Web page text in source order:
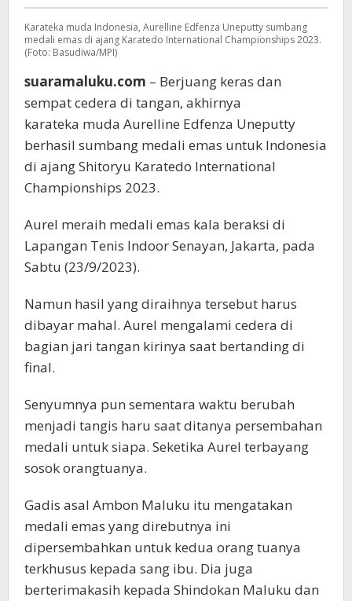
Karateka muda Indonesia, Aurelline Edfenza Uneputty sumbang
medali emas di ajang Karatedo International Championships 2023.
(Foto: Basudiwa/MPI)
suaramaluku.com – Berjuang keras dan
sempat cedera di tangan, akhirnya
karateka muda Aurelline Edfenza Uneputty
berhasil sumbang medali emas untuk Indonesia
di ajang Shitoryu Karatedo International
Championships 2023.
Aurel meraih medali emas kala beraksi di
Lapangan Tenis Indoor Senayan, Jakarta, pada
Sabtu (23/9/2023).
Namun hasil yang diraihnya tersebut harus
dibayar mahal. Aurel mengalami cedera di
bagian jari tangan kirinya saat bertanding di
final.
Senyumnya pun sementara waktu berubah
menjadi tangis haru saat ditanya persembahan
medali untuk siapa. Seketika Aurel terbayang
sosok orangtuanya.
Gadis asal Ambon Maluku itu mengatakan
medali emas yang direbutnya ini
dipersembahkan untuk kedua orang tuanya
terkhusus kepada sang ibu. Dia juga
berterimakasih kepada Shindokan Maluku dan